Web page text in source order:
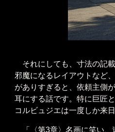
それにしても、寸法の記
邪魔になるレイアウトなど
がありすぎると、依頼主側
耳にする話です。特に巨匠
コルビュジエは一度しか来
「〈第3章〉名画に笑い